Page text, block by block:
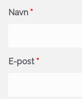
Navn *
E-post *